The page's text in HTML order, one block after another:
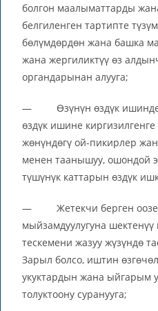
болгон маалыматтарды
белгиленген тартипте
бөлүмдөрдөн жана башка
жана жергиликтүү өз
органдарынан алууга;
— Өзүнүн өздүк
өздүк ишине
жөнүндөгү ой-пикирлер
менен таанышуу, ошондой
түшүнүк каттарын өздүк
— Жетекчи берген
мыйзамдуулугуна шектенүү
тескемени жазуу жүзүндө
Зарыл болсо, иштин
укуктардын жана ыйгарым
толуктоону суранууга;